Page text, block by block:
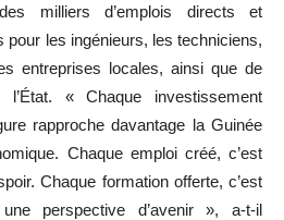
milliers d’emplois directs et
pour les ingénieurs, les techniciens,
entreprises locales, ainsi que de
l’État. « Chaque investissement
rapproche davantage la Guinée
Chaque emploi créé, c’est
Chaque formation offerte, c’est
perspective d’avenir », a-t-il